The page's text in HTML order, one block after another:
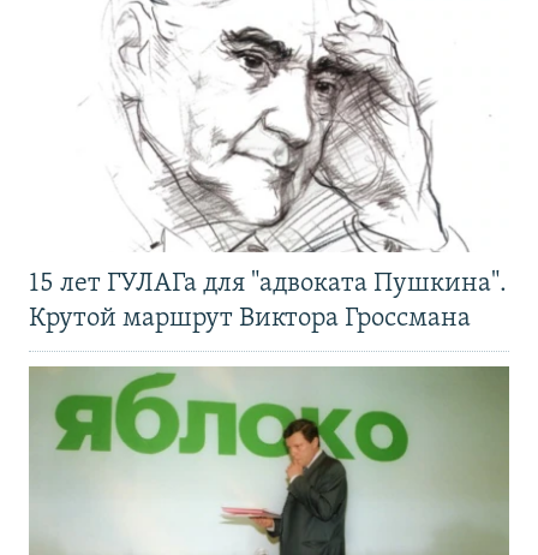
15 лет ГУЛАГа для "адвоката Пушкина".
Крутой маршрут Виктора Гроссмана